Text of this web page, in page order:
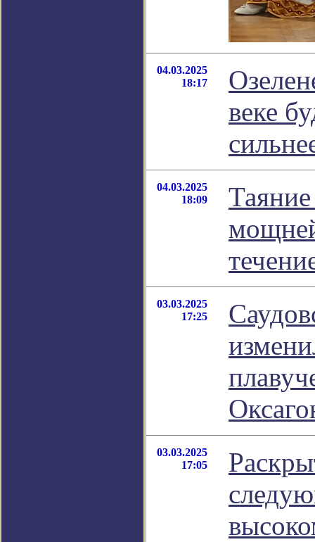
04.03.2025
18:17
веке
04.03.2025
18:09
03.03.2025
17:25
03.03.2025
17:05